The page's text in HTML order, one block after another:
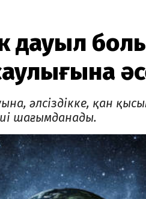
дауыл
әлсіздікке, қан
шағымданады.